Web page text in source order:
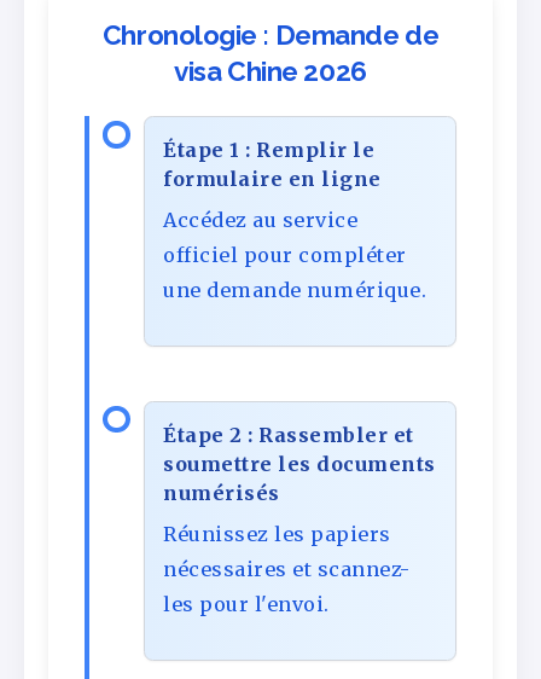
Chronologie : Demande de
visa Chine 2026
Étape 1 : Remplir le
formulaire en ligne
Accédez au service
officiel pour compléter
une demande numérique.
Étape 2 : Rassembler et
soumettre les documents
numérisés
Réunissez les papiers
nécessaires et scannez-
les pour l'envoi.